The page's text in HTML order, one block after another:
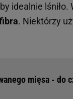
idealnie
. Niektórzy
mięsa - do